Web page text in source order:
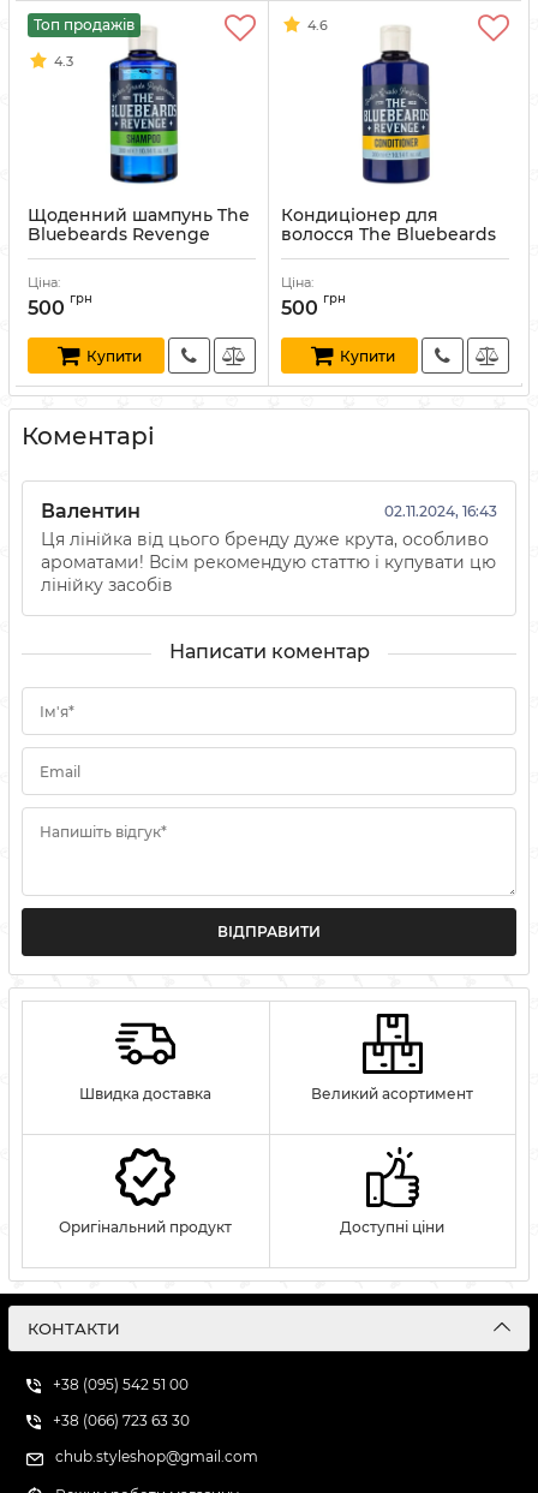
Топ продажів
4.3
Щоденний шампунь The
Bluebeards Revenge
Shampoo 300 мл
Артикул:
Ціна:
500 грн
Купити
4.6
Кондиціонер для
волосся The Bluebeards
Revenge Conditioner 300
мл
Артикул:
Ціна:
500 грн
Купити
Коментарі
Валентин 02.11.2024, 16:43
Ця лінійка від цього бренду дуже крута, особливо
ароматами! Всім рекомендую статтю і купувати цю
лінійку засобів
Написати коментар
Ім'я*
Email
Напишіть відгук*
ВІДПРАВИТИ
Швидка доставка Великий асортимент
Оригінальний продукт Доступні ціни
КОНТАКТИ
+38 (095) 542 51 00
+38 (066) 723 63 30
chub.styleshop@gmail.com